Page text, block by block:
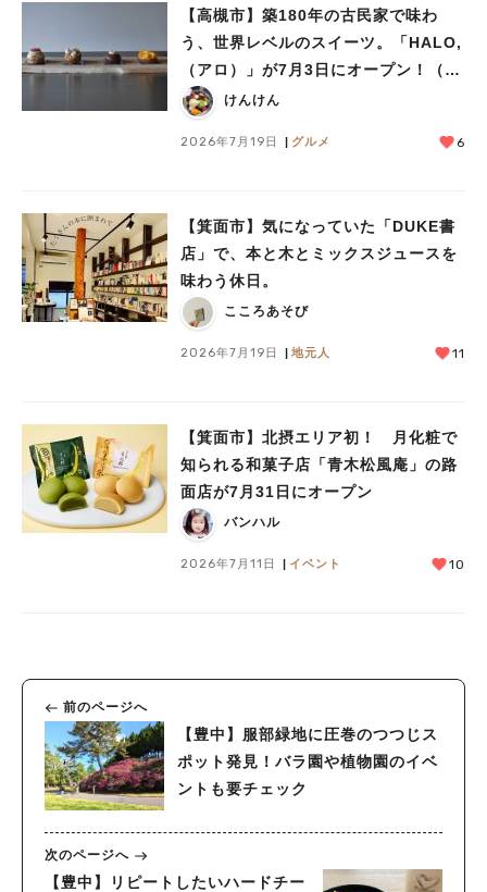
【高槻市】築180年の古民家で味わ
う、世界レベルのスイーツ。「HALO,
（アロ）」が7月3日にオープン！（教
えたい/教えて）
けんけん
2026年7月19日 グルメ 6
【箕面市】気になっていた「DUKE書
店」で、本と木とミックスジュースを
味わう休日。
こころあそび
2026年7月19日 地元人 11
【箕面市】北摂エリア初！ 月化粧で
知られる和菓子店「青木松風庵」の路
面店が7月31日にオープン
バンハル
2026年7月11日 イベント 10
前のページへ
【豊中】服部緑地に圧巻のつつじス
ポット発見！バラ園や植物園のイベ
ントも要チェック
次のページへ
【豊中】リピートしたいハードチー